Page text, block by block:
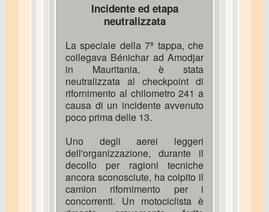
Incidente ed etapa
neutralizzata
La speciale della 7ª tappa, che
collegava Bénichar ad Amodjar
in Mauritania, è stata
neutralizzata al checkpoint di
rifornimento al chilometro 241 a
causa di un incidente avvenuto
poco prima delle 13.
Uno degli aerei leggeri
dell'organizzazione, durante il
decollo per ragioni tecniche
ancora sconosciute, ha colpito il
camion rifornimento per i
concorrenti. Un motociclista è